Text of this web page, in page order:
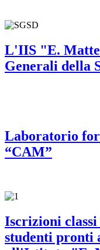
L'IIS "E.
Generali della
Laboratorio
“CAM”
Iscrizioni classi
studenti pronti